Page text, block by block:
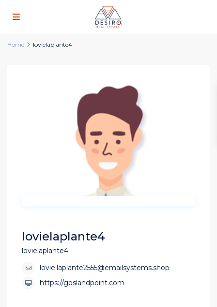
Home lovielaplante4
lovielaplante4
lovielaplante4
lovie.laplante2555@emailsystems.shop
https://gbslandpoint.com